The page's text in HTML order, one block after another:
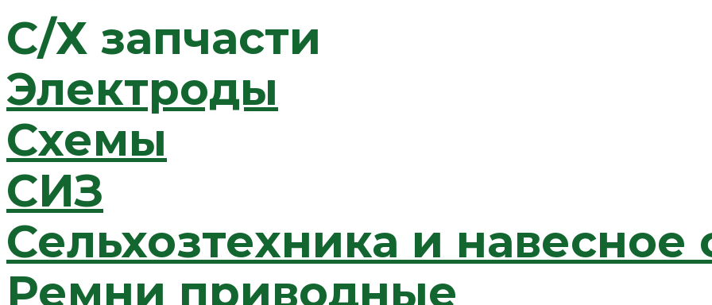
C/Х запчасти
Электроды
Схемы
СИЗ
Сельхозтехника и
Ремни приводные